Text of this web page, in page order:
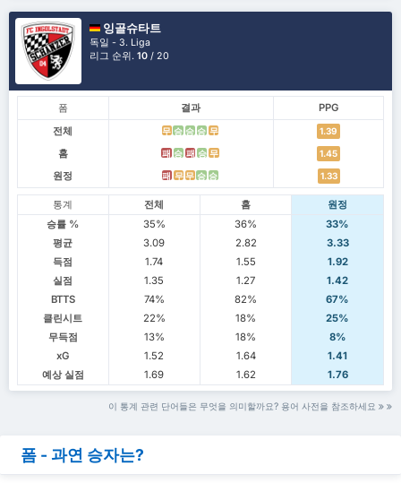
잉골슈타트
독일 - 3. Liga
리그 순위.10 / 20
폼 결과
PPG
전체
무 승 승 승 무 1.39
홈 패 승 패 승 무 1.45
원정 패 무 무 승 승 1.33
통계 전체 홈
원정
승률 %
35% 36%
33%
평균
3.09 2.82
3.33
득점
1.74 1.55
1.92
실점
1.35 1.27
1.42
BTTS
74% 82%
67%
클린시트
22% 18%
25%
무득점
13% 18%
8%
xG
1.52 1.64
1.41
예상 실점
1.69 1.62 1.76
이 통계 관련 단어들은 무엇을 의미할까요? 용어 사전을 참조하세요
폼 - 과연 승자는?